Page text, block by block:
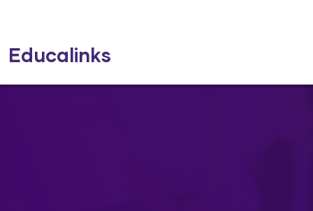
Educalinks